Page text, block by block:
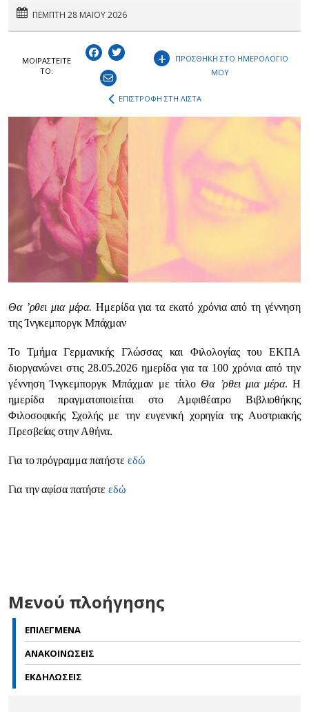
ΠΕΜΠΤΗ 28 ΜΑΪΟΥ 2026
ΜΟΙΡΑΣΤEIΤΕ
ΤΟ:
+
ΠΡΟΣΘΗΚΗ ΣΤΟ ΗΜΕΡΟΛΟΓΙΟ
ΜΟΥ
ΕΠΙΣΤΡΟΦΗ ΣΤΗ ΛΙΣΤΑ
Θα ’ρθει μια μέρα.Ημερίδα για τα εκατό χρόνια από τη γέννηση
της Ίνγκεμποργκ Μπάχμαν
Το Τμήμα Γερμανικής Γλώσσας και Φιλολογίας του ΕΚΠΑ
διοργανώνει στις 28.05.2026 ημερίδα για τα 100 χρόνια από την
γέννηση Ίνγκεμποργκ Μπάχμαν με τίτλοΘα ’ρθει μια μέρα. Η
ημερίδα πραγματοποιείται στο Αμφιθέατρο Βιβλιοθήκης
Φιλοσοφικής Σχολής με την ευγενική χορηγία της Αυστριακής
Πρεσβείας στην Αθήνα.
Για το πρόγραμμα πατήστε εδώ
Για την αφίσα πατήστεεδώ
Μενού πλοήγησης
ΕΠΙΛΕΓΜΕΝΑ
ΑΝΑΚΟΙΝΩΣΕΙΣ
ΕΚΔΗΛΩΣΕΙΣ